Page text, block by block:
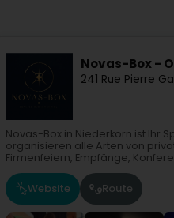
Novas-Box -
241 Rue Pierre
Novas-Box in Niederkorn ist Ihr
organisieren alle Arten von
Firmenfeiern, Empfänge,
Website Route